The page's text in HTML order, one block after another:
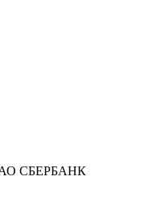
СБЕРБАНК